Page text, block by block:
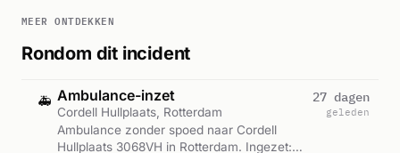
MEER ONTDEKKEN
Rondom dit incident
🚑 Ambulance-inzet
Cordell Hullplaats, Rotterdam
Ambulance zonder spoed naar Cordell
Hullplaats 3068VH in Rotterdam. Ingezet:
27 dagen
geleden